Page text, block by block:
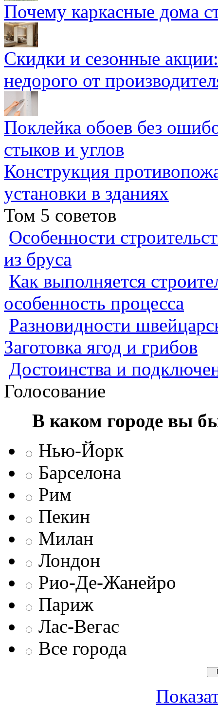
Почему каркасные дома
Скидки и сезонные
недорого от
Поклейка обоев без
стыков и углов
Конструкция
установки в зданиях
Том 5 советов
Особенности
из бруса
Как выполняется
особенность процесса
Разновидности
Заготовка ягод и грибов
Достоинства и
Голосование
В каком городе вы
Нью-Йорк
Барселона
Рим
Пекин
Милан
Лондон
Рио-Де-Жанейро
Париж
Лас-Вегас
Все города